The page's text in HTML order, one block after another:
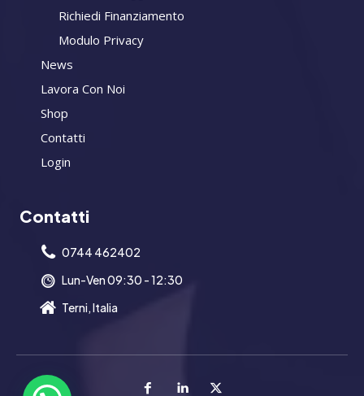
Richiedi Finanziamento
Modulo Privacy
News
Lavora Con Noi
Shop
Contatti
Login
Contatti
0744 462402
Lun-Ven 09:30 - 12:30
Terni, Italia